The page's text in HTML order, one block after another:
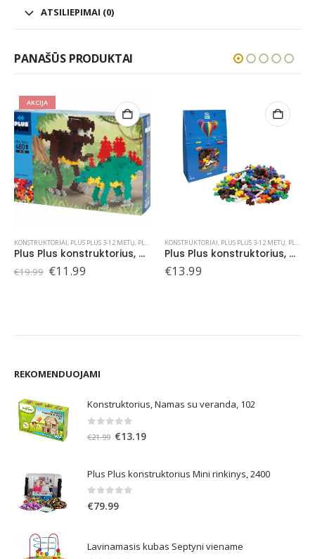
ATSILIEPIMAI (0)
PANAŠŪS PRODUKTAI
PLUS PLUS KONSTRUKTORIAI
Plus Plus konstruktorius, Dinozaurai, 480 det.
KONSTRUKTORIAI,PLUS PLUS 3-12 METŲ PLUS PLUS KONSTRUKTORIAI
Plus Plus konstruktorius, pagrindnių spalvų, 300 det.
€ 13.99
KONSTRUKTORIAI,PLUS PLUS
€7.99
REKOMENDUOJAMI
Konstruktorius, Namas su veranda, 102
out of 5
€21.99 Original
€21.99.
€13.19Current
€13.19.
Plus Plus konstruktorius Mini rinkinys, 2400
0out of 5
€79.99
Lavinamasis kubas Septyni viename